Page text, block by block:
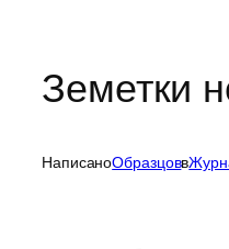
Земетки
НаписаноОбразцовв